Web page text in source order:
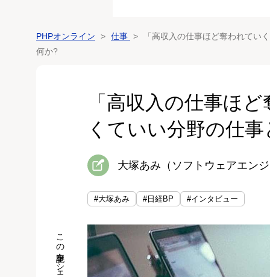
PHPオンライン 仕事
「高収入の仕事ほど奪われてい
何か?
「高収入の仕事ほ
くていい分野の仕
大塚あみ（ソフトウェアエン
#大塚あみ #日経BP #インタビュー
この記事をシェア